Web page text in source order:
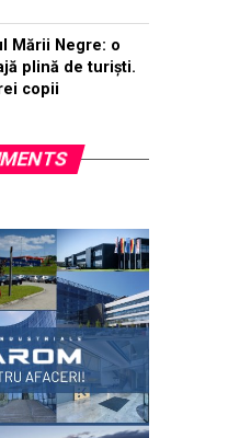
Mării Negre: o
plină de turiști.
copii